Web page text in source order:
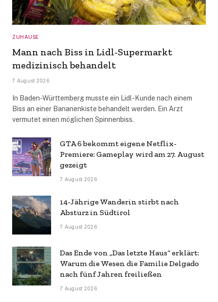
ZUHAUSE
Mann nach Biss in Lidl-Supermarkt
medizinisch behandelt
7 August 2026
In Baden-Württemberg musste ein Lidl-Kunde nach einem
Biss an einer Bananenkiste behandelt werden. Ein Arzt
vermutet einen möglichen Spinnenbiss.
GTA 6 bekommt eigene Netflix-
Premiere: Gameplay wird am 27. August
gezeigt
7 August 2026
14-Jährige Wanderin stirbt nach
Absturz in Südtirol
7 August 2026
Das Ende von „Das letzte Haus“ erklärt:
Warum die Wesen die Familie Delgado
nach fünf Jahren freiließen
7 August 2026